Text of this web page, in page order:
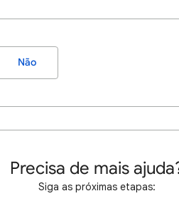
Não
Precisa de mais
Siga as próximas etapas: